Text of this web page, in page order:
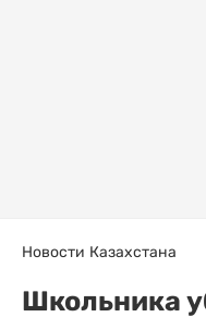
Новости Казахстана
Школьника